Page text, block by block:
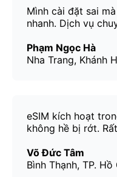
Mình cài đặt sai
nhanh. Dịch vụ
Phạm Ngọc Hà
Nha Trang, Khánh
eSIM kích hoạt
không hề bị rớt.
Võ Đức Tâm
Bình Thạnh, TP. Hồ